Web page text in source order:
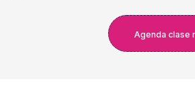
Agenda clase